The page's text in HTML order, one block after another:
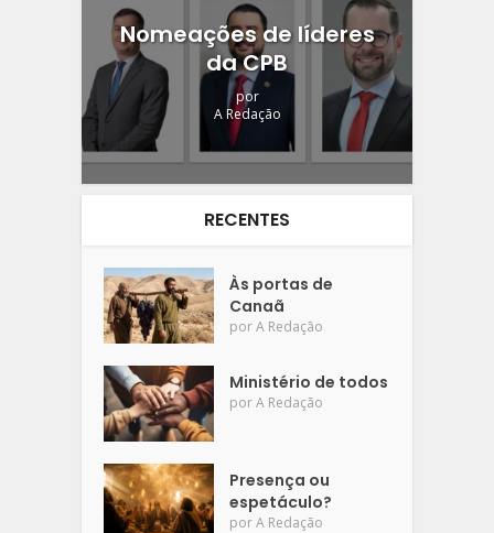
Nomeações de líderes
da CPB
por
A Redação
RECENTES
Às portas de
Canaã
porA Redação
Ministério de todos
porA Redação
Presença ou
espetáculo?
porA Redação